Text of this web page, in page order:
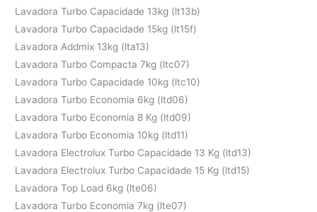
Lavadora Turbo Capacidade 13kg (lt13b)
Lavadora Turbo Capacidade 15kg (lt15f)
Lavadora Addmix 13kg (lta13)
Lavadora Turbo Compacta 7kg (ltc07)
Lavadora Turbo Capacidade 10kg (ltc10)
Lavadora Turbo Economia 6kg (ltd06)
Lavadora Turbo Economia 8 Kg (ltd09)
Lavadora Turbo Economia 10kg (ltd11)
Lavadora Electrolux Turbo Capacidade 13 Kg (ltd13)
Lavadora Electrolux Turbo Capacidade 15 Kg (ltd15)
Lavadora Top Load 6kg (lte06)
Lavadora Turbo Economia 7kg (lte07)